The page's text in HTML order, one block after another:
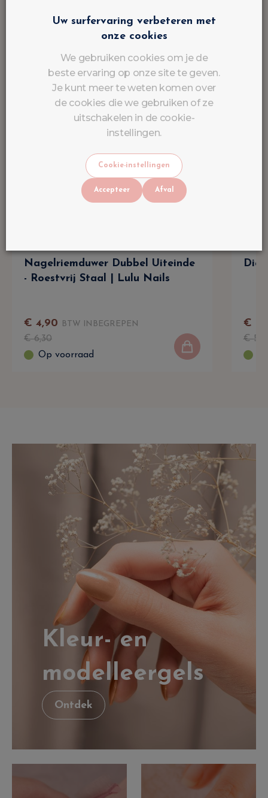
Nagelriemduwer Dubbel Uiteinde
- Roestvrij Staal | Lulu Nails
€ 4,90 BTW INBEGREPEN
€6,30
Op voorraad
€
€5
Kleur- en
modelleergels
Ontdek
Uw surfervaring verbeteren met
onze cookies
We gebruiken cookies om je de
beste ervaring op onze site te geven.
Je kunt meer te weten komen over
de cookies die we gebruiken of ze
uitschakelen in de cookie-
instellingen.
Cookie-instellingen
Accepteer Afval